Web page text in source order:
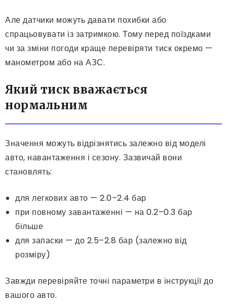
Але датчики можуть давати похибки або
спрацьовувати із затримкою. Тому перед поїздками
чи за зміни погоди краще перевіряти тиск окремо —
манометром або на АЗС.
Який тиск вважається
нормальним
Значення можуть відрізнятись залежно від моделі
авто, навантаження і сезону. Зазвичай вони
становлять:
для легкових авто — 2.0–2.4 бар
при повному завантаженні — на 0.2–0.3 бар
більше
для запаски — до 2.5–2.8 бар (залежно від
розміру)
Завжди перевіряйте точні параметри в інструкції до
вашого авто.